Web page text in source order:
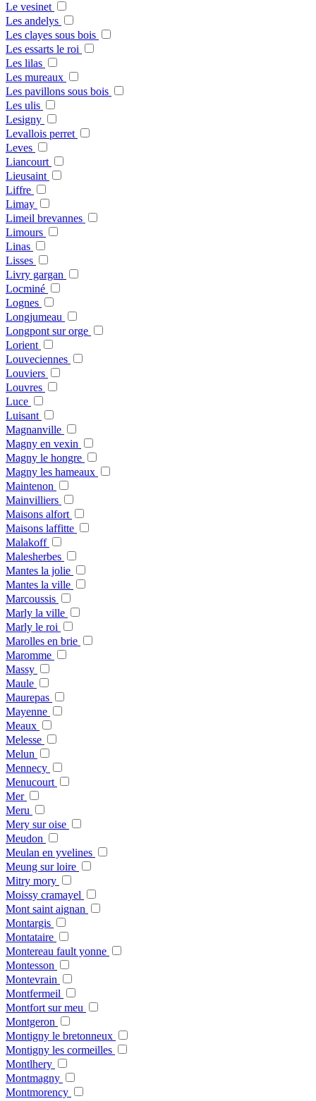
Le vesinet
Les andelys
Les clayes sous bois
Les essarts le roi
Les lilas
Les mureaux
Les pavillons sous bois
Les ulis
Lesigny
Levallois perret
Leves
Liancourt
Lieusaint
Liffre
Limay
Limeil brevannes
Limours
Linas
Lisses
Livry gargan
Locminé
Lognes
Longjumeau
Longpont sur orge
Lorient
Louveciennes
Louviers
Louvres
Luce
Luisant
Magnanville
Magny en vexin
Magny le hongre
Magny les hameaux
Maintenon
Mainvilliers
Maisons alfort
Maisons laffitte
Malakoff
Malesherbes
Mantes la jolie
Mantes la ville
Marcoussis
Marly la ville
Marly le roi
Marolles en brie
Maromme
Massy
Maule
Maurepas
Mayenne
Meaux
Melesse
Melun
Mennecy
Menucourt
Mer
Meru
Mery sur oise
Meudon
Meulan en yvelines
Meung sur loire
Mitry mory
Moissy cramayel
Mont saint aignan
Montargis
Montataire
Montereau fault yonne
Montesson
Montevrain
Montfermeil
Montfort sur meu
Montgeron
Montigny le bretonneux
Montigny les cormeilles
Montlhery
Montmagny
Montmorency